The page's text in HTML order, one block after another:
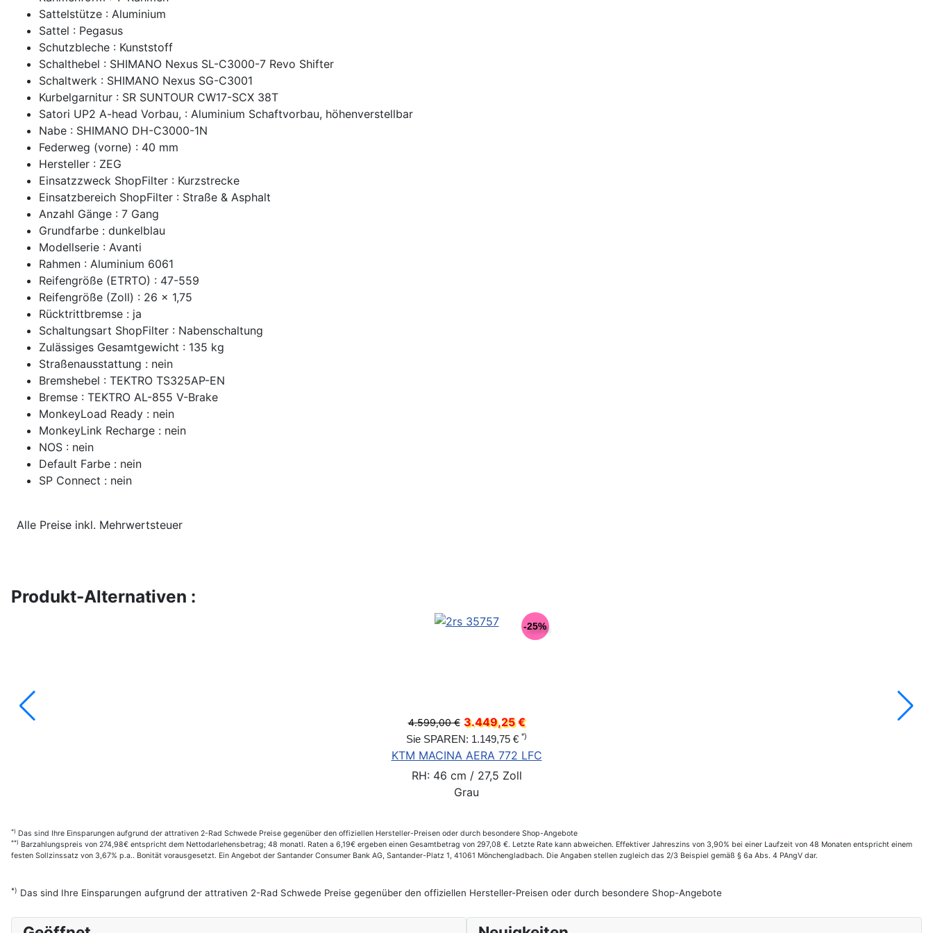
Sattelstütze : Aluminium
Sattel : Pegasus
Schutzbleche : Kunststoff
Schalthebel : SHIMANO Nexus SL-C3000-7 Revo Shifter
Schaltwerk : SHIMANO Nexus SG-C3001
Kurbelgarnitur : SR SUNTOUR CW17-SCX 38T
Satori UP2 A-head Vorbau, : Aluminium Schaftvorbau, höhenverstellbar
Nabe : SHIMANO DH-C3000-1N
Federweg (vorne) : 40 mm
Hersteller : ZEG
Einsatzzweck ShopFilter : Kurzstrecke
Einsatzbereich ShopFilter : Straße & Asphalt
Anzahl Gänge : 7 Gang
Grundfarbe : dunkelblau
Modellserie : Avanti
Rahmen : Aluminium 6061
Reifengröße (ETRTO) : 47-559
Reifengröße (Zoll) : 26 x 1,75
Rücktrittbremse : ja
Schaltungsart ShopFilter : Nabenschaltung
Zulässiges Gesamtgewicht : 135 kg
Straßenausstattung : nein
Bremshebel : TEKTRO TS325AP-EN
Bremse : TEKTRO AL-855 V-Brake
MonkeyLoad Ready : nein
MonkeyLink Recharge : nein
NOS : nein
Default Farbe : nein
SP Connect : nein
Alle Preise inkl. Mehrwertsteuer
Produkt-Alternativen :
-25%
4.599,00 € 3.449,25 €
Sie SPAREN: 1.149,75 € *)
KTM MACINA AERA 772 LFC
RH: 46 cm / 27,5 Zoll
Grau
*) Das sind Ihre Einsparungen aufgrund der attrativen 2-Rad Schwede Preise gegenüber den offiziellen Hersteller-Preisen oder durch besondere Shop-Angebote
**) Barzahlungspreis von 274,98€ entspricht dem Nettodarlehensbetrag; 48 monatl. Raten a 6,19€ ergeben einen Gesamtbetrag von 297,08 €. Letzte Rate kann abweichen. Effektiver Jahreszins von 3,90% bei einer Laufzeit von 48 Monaten entspricht einem
festen Sollzinssatz von 3,67% p.a.. Bonität vorausgesetzt. Ein Angebot der Santander Consumer Bank AG, Santander-Platz 1, 41061 Mönchengladbach. Die Angaben stellen zugleich das 2/3 Beispiel gemäß § 6a Abs. 4 PAngV dar.
*) Das sind Ihre Einsparungen aufgrund der attrativen 2-Rad Schwede Preise gegenüber den offiziellen Hersteller-Preisen oder durch besondere Shop-Angebote